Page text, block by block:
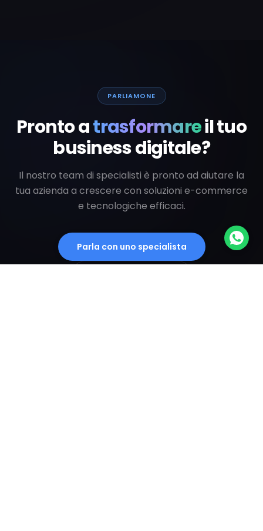
PARLIAMONE
Pronto atrasformareil tuo
business digitale?
Il nostro team di specialisti è pronto ad aiutare la
tua azienda a crescere con soluzioni e-commerce
e tecnologiche efficaci.
Parla con uno specialista